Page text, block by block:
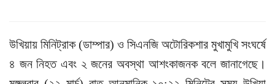
উখিয়ায় মিনিট্রাক (ডাম্পার) ও সিএনজি অটোরিকশার মুখামুখি সংঘর্ষে
৪ জন নিহত এবং ২ জনের অবস্থা আশংকাজনক বলে জানাগেছে।